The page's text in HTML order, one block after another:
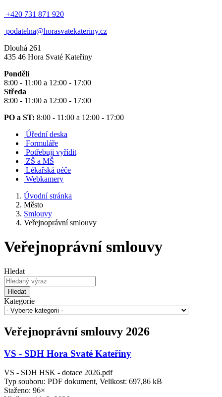
+420 731 871 920
podatelna@horasvatekateriny.cz
Dlouhá 261
435 46 Hora Svaté Kateřiny
Pondělí
8:00 - 11:00 a 12:00 - 17:00
Středa
8:00 - 11:00 a 12:00 - 17:00
PO a ST: 8:00 - 11:00 a 12:00 - 17:00
Úřední deska
Formuláře
Potřebuji vyřídit
ZŠ a MŠ
Lékařská péče
Webkamery
Úvodní stránka
Město
Smlouvy
Veřejnoprávní smlouvy
Veřejnoprávní smlouvy
Hledat
Hledat
Kategorie
Veřejnoprávní smlouvy 2026
VS - SDH Hora Svaté Kateřiny
VS - SDH HSK - dotace 2026.pdf
Typ souboru: PDF dokument, Velikost: 697,86 kB
Staženo: 96×